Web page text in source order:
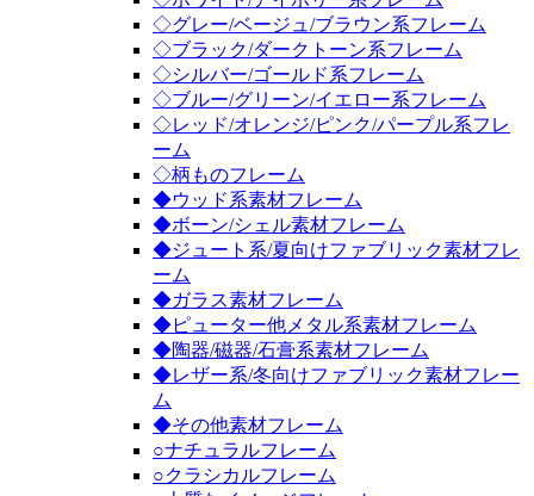
◇グレー/ベージュ/ブラウン系フレーム
◇ブラック/ダークトーン系フレーム
◇シルバー/ゴールド系フレーム
◇ブルー/グリーン/イエロー系フレーム
◇レッド/オレンジ/ピンク/パープル系フレ
ーム
◇柄ものフレーム
◆ウッド系素材フレーム
◆ボーン/シェル素材フレーム
◆ジュート系/夏向けファブリック素材フレ
ーム
◆ガラス素材フレーム
◆ピューター他メタル系素材フレーム
◆陶器/磁器/石膏系素材フレーム
◆レザー系/冬向けファブリック素材フレー
ム
◆その他素材フレーム
○ナチュラルフレーム
○クラシカルフレーム